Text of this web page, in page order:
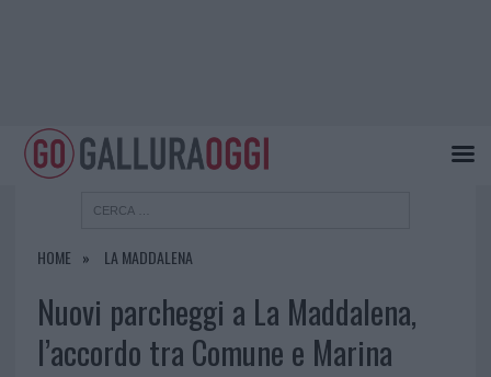
HOME LA MADDALENA
Nuovi parcheggi a La Maddalena,
l’accordo tra Comune e Marina